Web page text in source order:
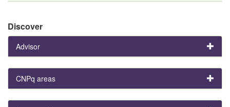
Discover
Advisor
CNPq areas